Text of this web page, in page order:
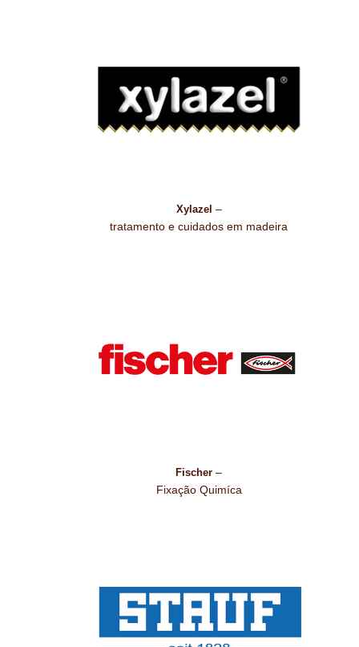
Xylazel –
tratamento e cuidados em madeira
Fischer –
Fixação Quimíca